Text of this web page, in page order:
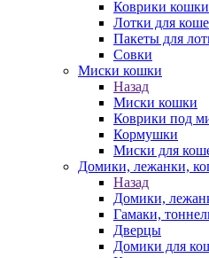
Коврики кошки
Лотки для
Пакеты для
Совки
Миски кошки
Назад
Миски кошки
Коврики под
Кормушки
Миски для
Домики, лежанки,
Назад
Домики,
Гамаки,
Дверцы
Домики для